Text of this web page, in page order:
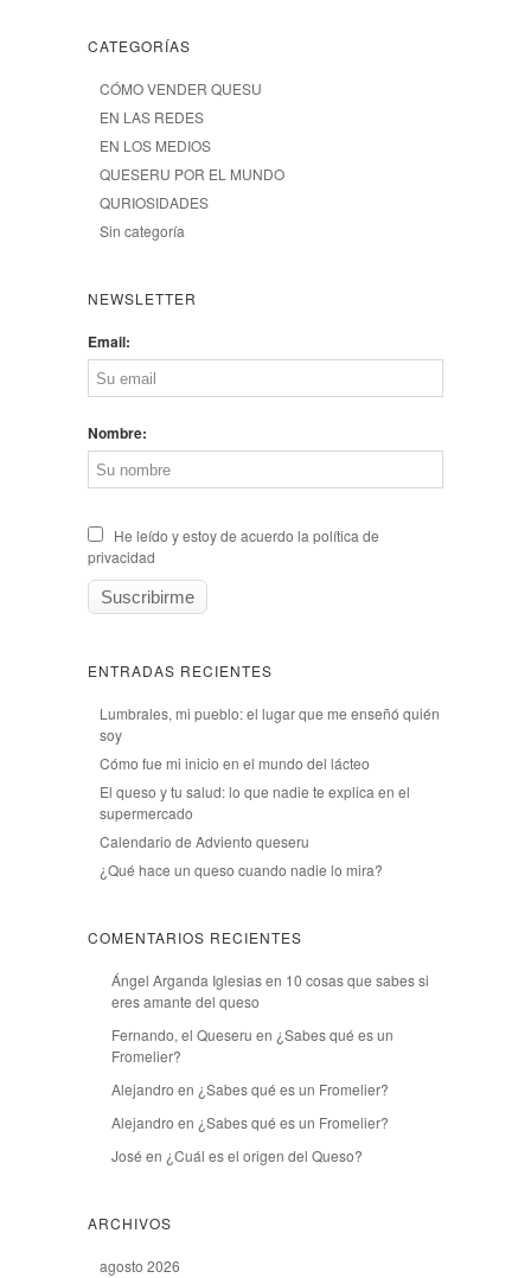
CATEGORÍAS
CÓMO VENDER QUESU
EN LAS REDES
EN LOS MEDIOS
QUESERU POR EL MUNDO
QURIOSIDADES
Sin categoría
NEWSLETTER
Email:
Nombre:
He leído y estoy de acuerdo la política de
privacidad
ENTRADAS RECIENTES
Lumbrales, mi pueblo: el lugar que me enseñó quién
soy
Cómo fue mi inicio en el mundo del lácteo
El queso y tu salud: lo que nadie te explica en el
supermercado
Calendario de Adviento queseru
¿Qué hace un queso cuando nadie lo mira?
COMENTARIOS RECIENTES
Ángel Arganda Iglesiasen 10 cosas que sabes si
eres amante del queso
Fernando, el Queseru en ¿Sabes qué es un
Fromelier?
Alejandro en ¿Sabes qué es un Fromelier?
Alejandro en ¿Sabes qué es un Fromelier?
José en ¿Cuál es el origen del Queso?
ARCHIVOS
agosto 2026